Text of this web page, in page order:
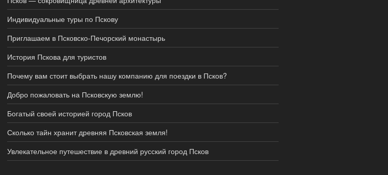
Индивидуальные туры по Пскову
Приглашаем в Псковско-Печорский монастырь
История Пскова для туристов
Почему вам стоит выбрать нашу компанию для поездки в Псков?
Добро пожаловать на Псковскую землю!
Богатый своей историей город Псков
Сколько тайн хранит древняя Псковская земля!
Увлекательное путешествие в древний русский город Псков